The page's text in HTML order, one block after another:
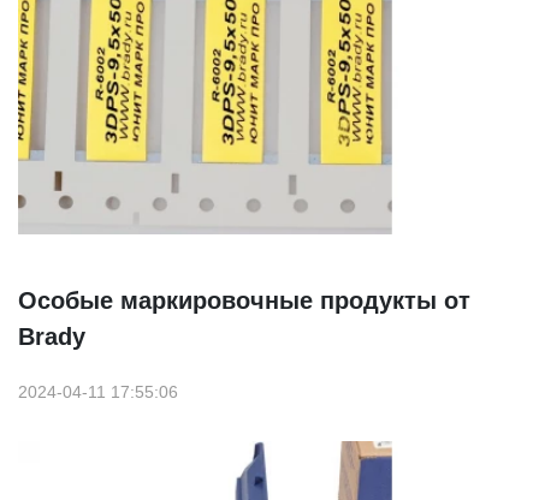
Особые маркировочные продукты от
Brady
2024-04-11 17:55:06